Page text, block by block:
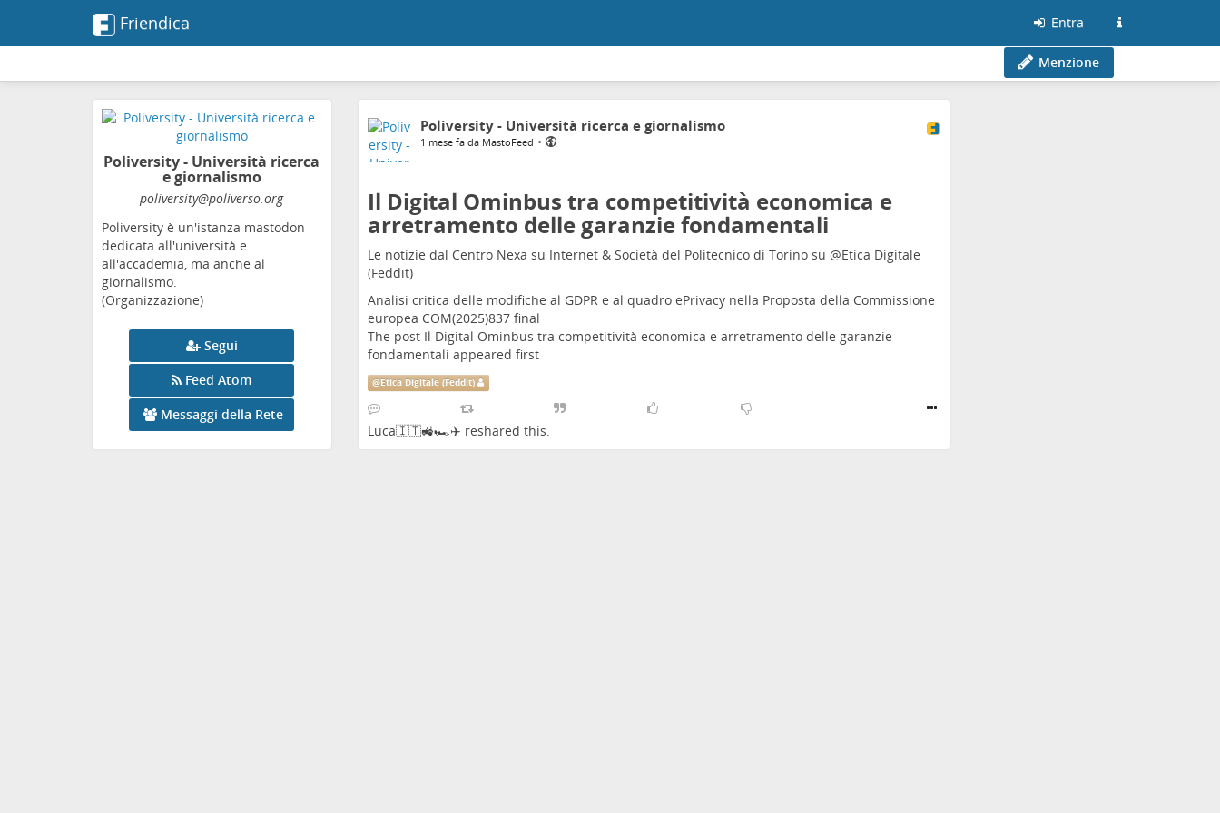
Friendica Entra
Menzione
Poliversity - Università ricerca
e giornalismo
poliversity@poliverso.org
Poliversity è un'istanza mastodon
dedicata all'università e
all'accademia, ma anche al
giornalismo.
(Organizzazione)
Segui
Feed Atom
Messaggi della Rete
Poliversity - Università ricerca e giornalismo
1 mese fa da MastoFeed •
Il Digital Ominbus tra competitività economica e
arretramento delle garanzie fondamentali
Le notizie dal Centro Nexa su Internet & Società del Politecnico di Torino su @Etica Digitale
(Feddit)
Analisi critica delle modifiche al GDPR e al quadro ePrivacy nella Proposta della Commissione
europea COM(2025)837 final
The post Il Digital Ominbus tra competitività economica e arretramento delle garanzie
fondamentali appeared first
@Etica Digitale (Feddit)
Luca🇮🇹🚜🏎️✈️ reshared this.